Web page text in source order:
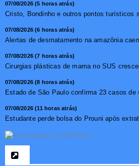
07/08/2026 (5 horas atrás)
07/08/2026 (6 horas atrás)
07/08/2026 (7 horas atrás)
07/08/2026 (8 horas atrás)
07/08/2026 (11 horas atrás)